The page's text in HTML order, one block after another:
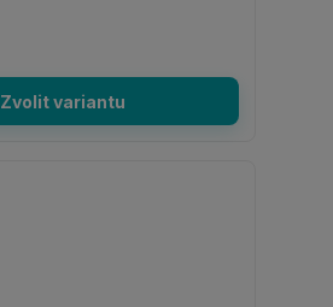
Zvolit variantu